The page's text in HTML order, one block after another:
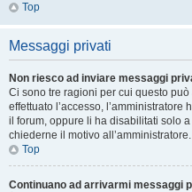
Top
Messaggi privati
Non riesco ad inviare messaggi
Ci sono tre ragioni per cui questo
effettuato l’accesso,
il forum, oppure li ha disabilitati solo
chiederne il motivo all’amministratore.
Top
Continuano ad arrivarmi messaggi